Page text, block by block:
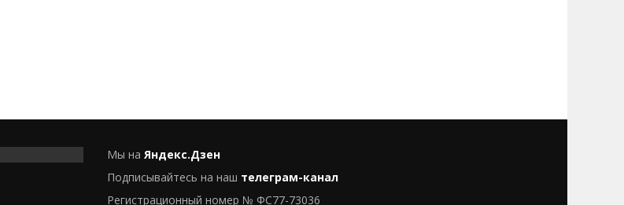
Мы на Яндекс.Дзен
Подписывайтесь на наш телеграм-канал
Регистрационный номер № ФС77-73036